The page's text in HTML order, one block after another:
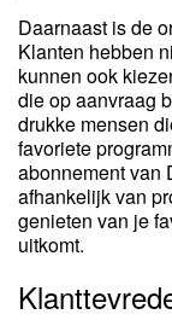
Daarnaast is de
Klanten hebben
kunnen ook
die op aanvraag
drukke mensen
favoriete
abonnement van
afhankelijk van
genieten van je
uitkomt.